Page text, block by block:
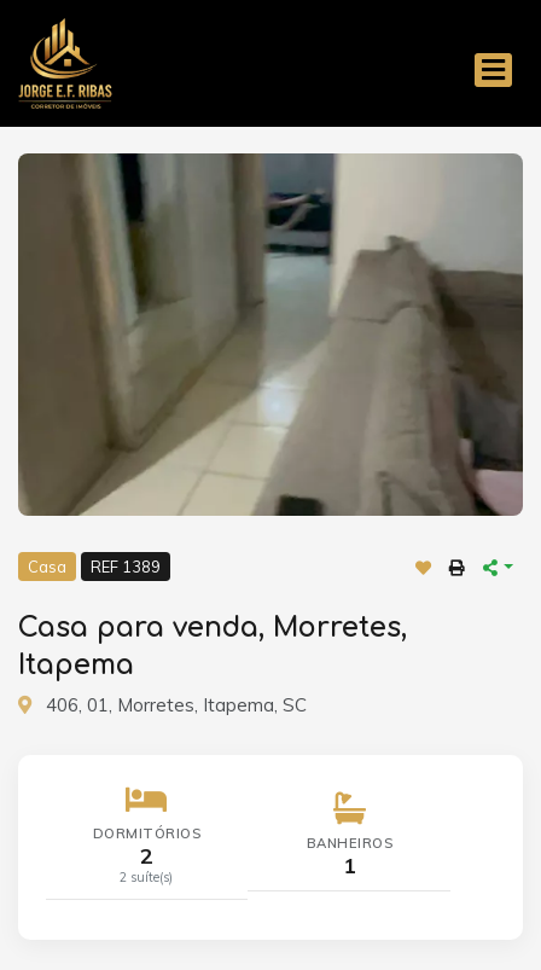
Casa REF 1389
Casa para venda, Morretes,
Itapema
406, 01, Morretes, Itapema, SC
DORMITÓRIOS
2
2 suíte(s)
BANHEIROS
1